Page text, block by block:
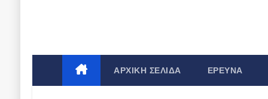
ΑΡΧΙΚΉ ΣΕΛΊΔΑ ΈΡΕΥΝΑ